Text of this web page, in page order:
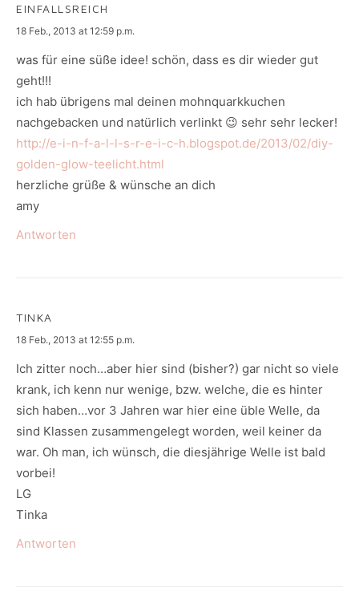
EINFALLSREICH
says:
18 Feb., 2013 at 12:59 p.m.
was für eine süße idee! schön, dass es dir wieder gut
geht!!!
ich hab übrigens mal deinen mohnquarkkuchen
nachgebacken und natürlich verlinkt 😉 sehr sehr lecker!
http://e-i-n-f-a-l-l-s-r-e-i-c-h.blogspot.de/2013/02/diy-
golden-glow-teelicht.html
herzliche grüße & wünsche an dich
amy
Antworten
TINKA
says:
18 Feb., 2013 at 12:55 p.m.
Ich zitter noch…aber hier sind (bisher?) gar nicht so viele
krank, ich kenn nur wenige, bzw. welche, die es hinter
sich haben…vor 3 Jahren war hier eine üble Welle, da
sind Klassen zusammengelegt worden, weil keiner da
war. Oh man, ich wünsch, die diesjährige Welle ist bald
vorbei!
LG
Tinka
Antworten